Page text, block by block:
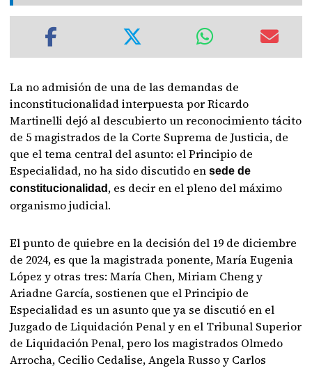
La no admisión de una de las demandas de
inconstitucionalidad interpuesta por Ricardo
Martinelli dejó al descubierto un reconocimiento tácito
de 5 magistrados de la Corte Suprema de Justicia, de
que el tema central del asunto: el Principio de
Especialidad, no ha sido discutido ensede de
constitucionalidad , es decir en el pleno del máximo
organismo judicial.
El punto de quiebre en la decisión del 19 de diciembre
de 2024, es que la magistrada ponente, María Eugenia
López y otras tres: María Chen, Miriam Cheng y
Ariadne García, sostienen que el Principio de
Especialidad es un asunto que ya se discutió en el
Juzgado de Liquidación Penal y en el Tribunal Superior
de Liquidación Penal, pero los magistrados Olmedo
Arrocha, Cecilio Cedalise, Angela Russo y Carlos